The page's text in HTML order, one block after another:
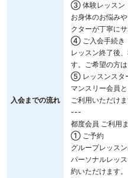
入会までの流れ
③ 体験レッスン
お身体のお悩み
クターが丁寧にサ
④ ご入会手続き
レッスン終了後
す。ご希望の方
⑤ レッスンスタ
マンスリー会員
ご利用いただけま
---
都度会員 ご利用
① ご予約
グループレッス
パーソナルレッ
約いただけます。